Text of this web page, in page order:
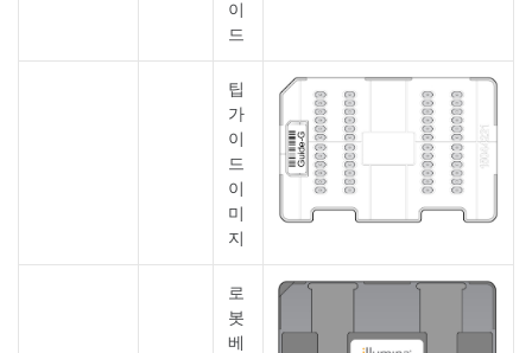
이
드
팁
가
이
드
이
미
지
로
봇
베